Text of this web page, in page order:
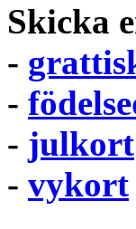
Skicka
-
-
- julkort
- vykort